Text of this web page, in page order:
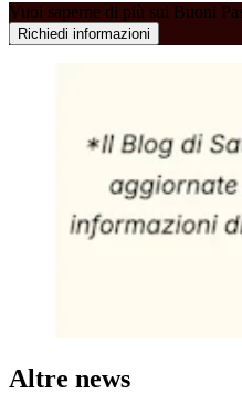
Vuoi saperne di più sui Buoni
Richiedi informazioni
Altre news